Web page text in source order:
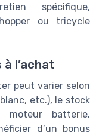
spécifique,
ou tricycle
l’achat
peut varier selon
etc.), le stock
moteur batterie.
d’un bonus